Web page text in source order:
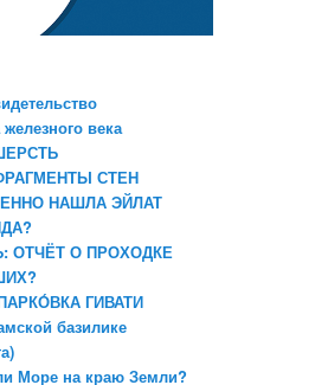
века
СТЕН
НАШЛА ЭЙЛАТ
ОТЧЁТ О ПРОХОДКЕ
ГИВАТИ
базилике
Море на краю Земли?